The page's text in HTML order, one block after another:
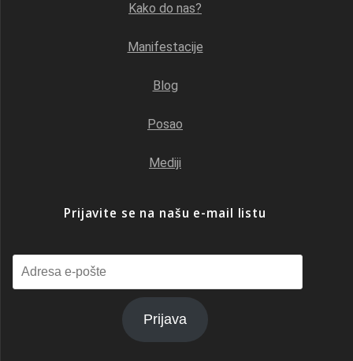
Kako do nas?
Manifestacije
Blog
Posao
Mediji
Prijavite se na našu e-mail listu
pošte
Prijava